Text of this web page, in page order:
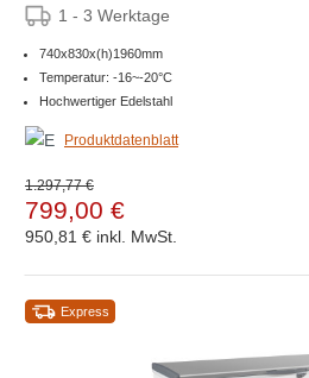
1 - 3 Werktage
740x830x(h)1960mm
Temperatur: -16~-20°C
Hochwertiger Edelstahl
Produktdatenblatt
1.297,77 €
799,00 €
950,81 € inkl. MwSt.
Express